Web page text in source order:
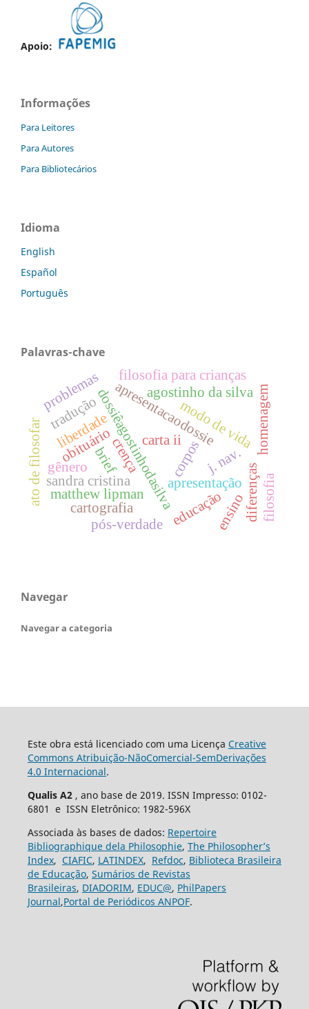
Apoio:
Informações
Para Leitores
Para Autores
Para Bibliotecários
Idioma
English
Español
Português
Palavras-chave
apresentação
dossiêagostinhodasilva
apresentacaodossie
tradução
brief j. nav.
agostinho da silva
carta ii
sandra cristina
obituário homenagem
diferenças
corpos
filosofia
modo de vida
matthew lipman
ato de filosofar
educação
filosofia para crianças
pós-verdade
crença
cartografia
gênero
liberdade
ensino
problemas
Navegar
Navegar a categoria
Este obra está licenciado com uma Licença Creative
Commons Atribuição-NãoComercial-SemDerivações
4.0 Internacional.
Qualis A2 , ano base de 2019. ISSN Impresso: 0102-
6801 e ISSN Eletrônico: 1982-596X
Associada às bases de dados: Repertoire
Bibliographique dela Philosophie, The Philosopher’s
Index, CIAFIC, LATINDEX, Refdoc, Biblioteca Brasileira
de Educação, Sumários de Revistas
Brasileiras, DIADORIM, EDUC@, PhilPapers
Journal,Portal de Periódicos ANPOF.